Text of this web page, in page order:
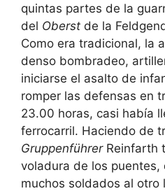
quintas partes de la
del Oberst de la
Como era tradicional, la
denso bombradeo,
iniciarse el asalto de
romper las defensas en
23.00 horas, casi había
ferrocarril. Haciendo de
GruppenführerReinfarth
voladura de los puentes,
muchos soldados al otro